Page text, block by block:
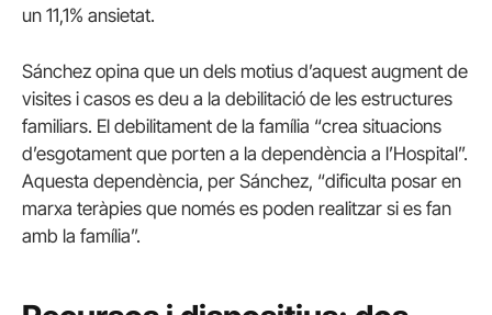
un 11,1% ansietat.
Sánchez opina que un dels motius d’aquest augment de
visites i casos es deu a la debilitació de les estructures
familiars. El debilitament de la família “crea situacions
d’esgotament que porten a la dependència a l’Hospital”.
Aquesta dependència, per Sánchez, “dificulta posar en
marxa teràpies que només es poden realitzar si es fan
amb la família”.